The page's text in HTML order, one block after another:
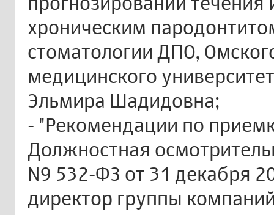
хроническим
стоматологии ДПО,
медицинского
Эльмира Шадидовна;
- "Рекомендации по
Должностная
N9 532-ФЗ от 31 декабря
директор группы